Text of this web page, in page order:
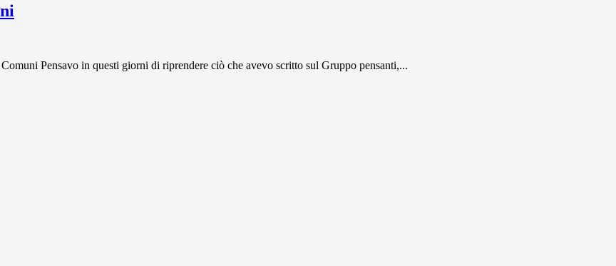
Pensavo in questi giorni di riprendere ciò che avevo scritto sul Gruppo pensanti,...